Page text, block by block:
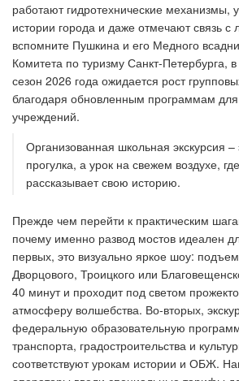
работают гидротехнические механизмы,
истории города и даже отмечают связь с
вспомните Пушкина и его Медного
Комитета по туризму Санкт-Петербурга,
сезон 2026 года ожидается рост
благодаря обновленным программам
учреждений.
Организованная школьная экскурсия –
прогулка, а урок на свежем воздухе,
рассказывает свою историю.
Прежде чем перейти к практическим
почему именно развод мостов идеален
первых, это визуально яркое шоу:
Дворцового, Троицкого или
40 минут и проходит под светом
атмосферу волшебства. Во-вторых,
федеральную образовательную
транспорта, градостроительства и
соответствуют урокам истории и ОБЖ.